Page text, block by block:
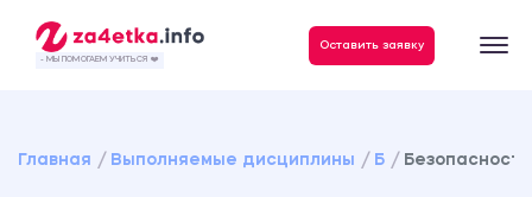
- МЫ ПОМОГАЕМ УЧИТЬСЯ ❤️
Оставить заявку
Главная Выполняемые дисциплины Б